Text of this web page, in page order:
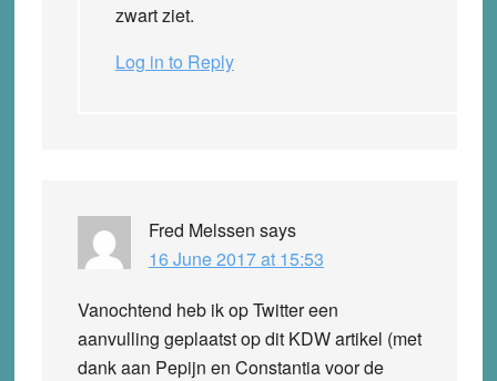
zwart ziet.
Log in to Reply
Fred Melssen says
16 June 2017 at 15:53
Vanochtend heb ik op Twitter een
aanvulling geplaatst op dit KDW artikel (met
dank aan Pepijn en Constantia voor de